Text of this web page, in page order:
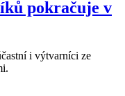
pokračuje v
i výtvarníci ze